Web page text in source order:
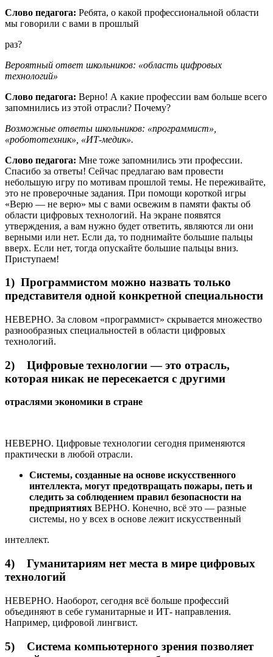
Слово педагога: Ребята, о какой профессиональной области
мы говорили с вами в прошлый
раз?
Вероятный ответ школьников: «область цифровых
технологий»
Слово педагога: Верно! А какие профессии вам больше всего
запомнились из этой отрасли? Почему?
Возможные ответы школьников: «программист»,
«робототехник», «ИТ-медик».
Слово педагога: Мне тоже запомнились эти профессии.
Спасибо за ответы! Сейчас предлагаю вам провести
небольшую игру по мотивам прошлой темы. Не переживайте,
это не проверочные задания. При помощи короткой игры
«Верю — не верю» мы с вами освежим в памяти факты об
области цифровых технологий. На экране появятся
утверждения, а вам нужно будет ответить, являются ли они
верными или нет. Если да, то поднимайте большие пальцы
вверх. Если нет, тогда опускайте большие пальцы вниз.
Приступаем!
1) Программистом можно назвать только
представителя одной конкретной специальности
НЕВЕРНО. За словом «программист» скрывается множество
разнообразных специальностей в области цифровых
технологий.
2) Цифровые технологии — это отрасль,
которая никак не пересекается с другими
отраслями экономики в стране
НЕВЕРНО. Цифровые технологии сегодня применяются
практически в любой отрасли.
Системы, созданные на основе искусственного
интеллекта, могут предотвращать пожары, петь и
следить за соблюдением правил безопасности на
предприятиях ВЕРНО. Конечно, всё это — разные
системы, но у всех в основе лежит искусственный
интеллект.
4) Гуманитариям нет места в мире цифровых
технологий
НЕВЕРНО. Наоборот, сегодня всё больше профессий
объединяют в себе гуманитарные и ИТ- направления.
Например, цифровой лингвист.
5) Система компьютерного зрения позволяет